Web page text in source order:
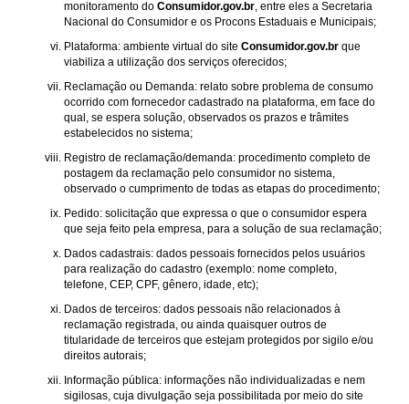
monitoramento do Consumidor.gov.br, entre eles a Secretaria
Nacional do Consumidor e os Procons Estaduais e Municipais;
Plataforma: ambiente virtual do site Consumidor.gov.br que
viabiliza a utilização dos serviços oferecidos;
Reclamação ou Demanda: relato sobre problema de consumo
ocorrido com fornecedor cadastrado na plataforma, em face do
qual, se espera solução, observados os prazos e trâmites
estabelecidos no sistema;
Registro de reclamação/demanda: procedimento completo de
postagem da reclamação pelo consumidor no sistema,
observado o cumprimento de todas as etapas do procedimento;
Pedido: solicitação que expressa o que o consumidor espera
que seja feito pela empresa, para a solução de sua reclamação;
Dados cadastrais: dados pessoais fornecidos pelos usuários
para realização do cadastro (exemplo: nome completo,
telefone, CEP, CPF, gênero, idade, etc);
Dados de terceiros: dados pessoais não relacionados à
reclamação registrada, ou ainda quaisquer outros de
titularidade de terceiros que estejam protegidos por sigilo e/ou
direitos autorais;
Informação pública: informações não individualizadas e nem
sigilosas, cuja divulgação seja possibilitada por meio do site